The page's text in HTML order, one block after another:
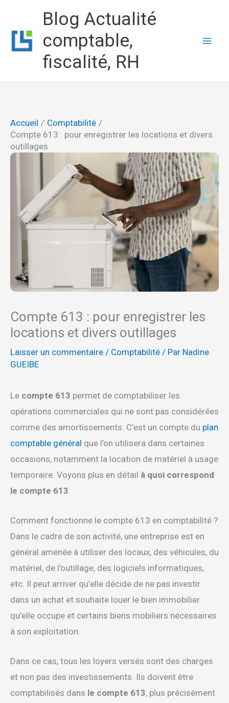
contenu
Blog Actualité
comptable,
fiscalité, RH
Accueil
Comptabilité
Compte 613 : pour enregistrer les locations et divers
outillages
Compte 613 : pour enregistrer les
locations et divers outillages
Laisser un commentaire / Comptabilité / Par Nadine
GUEIBE
Le compte 613 permet de comptabiliser les
opérations commerciales qui ne sont pas considérées
comme des amortissements. C’est un compte du plan
comptable général que l’on utilisera dans certaines
occasions, notamment la location de matériel à usage
temporaire. Voyons plus en détail à quoi correspond
le compte 613
Comment fonctionne le compte 613 en comptabilité ?
Dans le cadre de son activité, une entreprise est en
général amenée à utiliser des locaux, des véhicules, du
matériel, de l’outillage, des logiciels informatiques,
etc. Il peut arriver qu’elle décide de ne pas investir
dans un achat et souhaite louer le bien immobilier
qu’elle occupe et certains biens mobiliers nécessaires
à son exploitation.
Dans ce cas, tous les loyers versés sont des charges
et non pas des investissements. Ils doivent être
comptabilisés dans le compte 613, plus précisément